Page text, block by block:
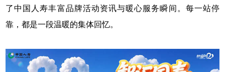
了中国人寿丰富品牌活动资讯与暖心服务瞬间。每一站停
靠，都是一段温暖的集体回忆。